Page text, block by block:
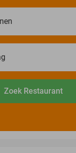
Zoek Restaurant